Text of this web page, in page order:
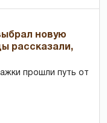
новую
рассказали,
прошли путь от